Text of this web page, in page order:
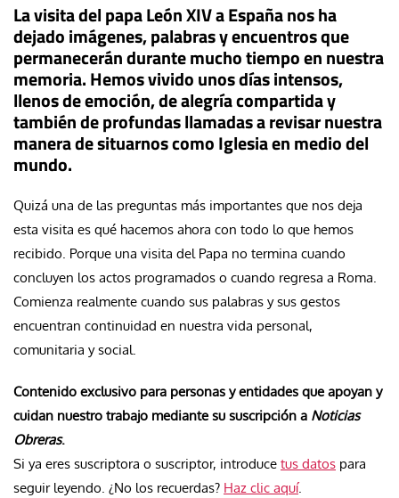
La visita del papa León XIV a España nos ha
dejado imágenes, palabras y encuentros que
permanecerán durante mucho tiempo en nuestra
memoria. Hemos vivido unos días intensos,
llenos de emoción, de alegría compartida y
también de profundas llamadas a revisar nuestra
manera de situarnos como Iglesia en medio del
mundo.
Quizá una de las preguntas más importantes que nos deja
esta visita es qué hacemos ahora con todo lo que hemos
recibido. Porque una visita del Papa no termina cuando
concluyen los actos programados o cuando regresa a Roma.
Comienza realmente cuando sus palabras y sus gestos
encuentran continuidad en nuestra vida personal,
comunitaria y social.
Contenido exclusivo para personas y entidades que apoyan y
cuidan nuestro trabajo mediante su suscripción a Noticias
Obreras.
Si ya eres suscriptora o suscriptor, introduce tus datos para
seguir leyendo. ¿No los recuerdas? Haz clic aquí.